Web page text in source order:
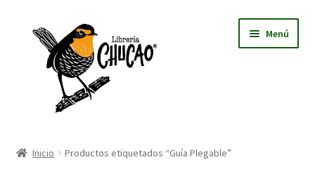
navegación
contenido
Menú
Inicio Productos etiquetados “Guía Plegable”